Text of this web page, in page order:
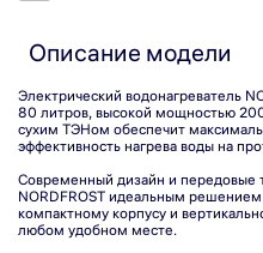
Описание модели
Электрический водонагреватель
80 литров, высокой мощностью
сухим ТЭНом обеспечит
эффективность нагрева воды на
Современный дизайн и передовые
NORDFROST идеальным
компактному корпусу и
любом удобном месте.